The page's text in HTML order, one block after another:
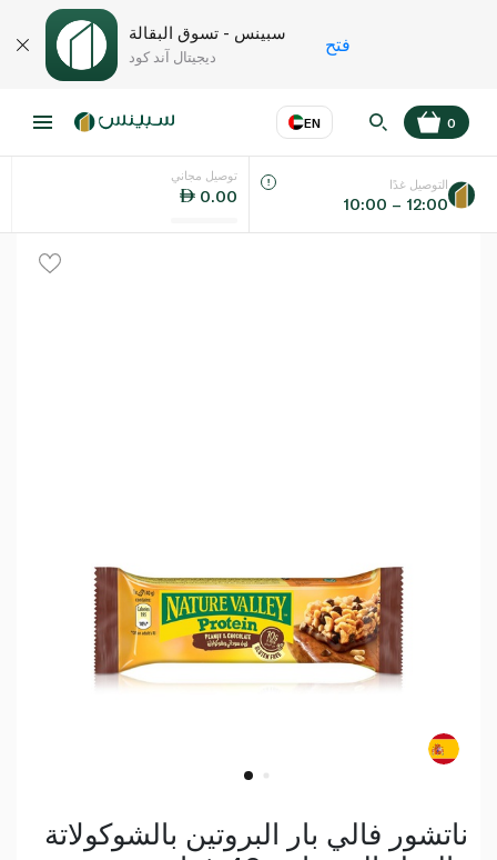
سبينس - تسوق البقالة
ديجيتال آند كود
فتح
EN
اللغة عر
0
توصيل مجاني
0.00
التوصيل غدًا
10:00 – 12:00
ناتشور فالي بار البروتين بالشوكولاتة